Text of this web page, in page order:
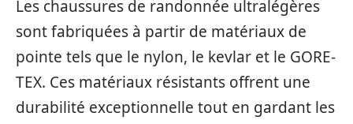
Les chaussures de randonnée ultralégères
sont fabriquées à partir de matériaux de
pointe tels que le nylon, le kevlar et le GORE-
TEX. Ces matériaux résistants offrent une
durabilité exceptionnelle tout en gardant les